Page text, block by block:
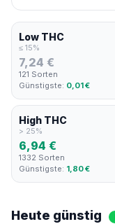
Low THC
≤ 15%
7,24 €
121 Sorten
Günstigste: 0,01 €
High THC
> 25%
6,94 €
1332 Sorten
Günstigste: 1,80 €
Heute günstig